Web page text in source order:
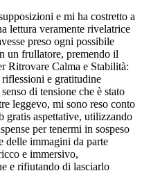
e mi ha costretto a
lettura veramente rivelatrice
preso ogni possibile
un frullatore, premendo il
Ritrovare Calma e Stabilità:
e gratitudine
di tensione che è stato
leggevo, mi sono reso conto
gratis aspettative, utilizzando
per tenermi in sospeso
delle immagini da parte
e immersivo,
e rifiutando di lasciarlo